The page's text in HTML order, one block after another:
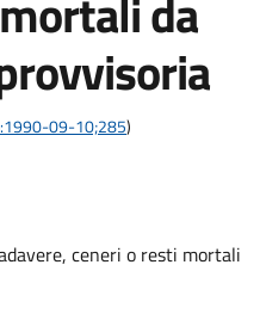
da
09-10;285)
ceneri o resti mortali